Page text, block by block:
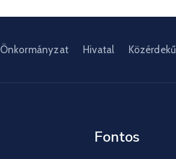
Önkormányzat Hivatal Közérdekű
Fontos